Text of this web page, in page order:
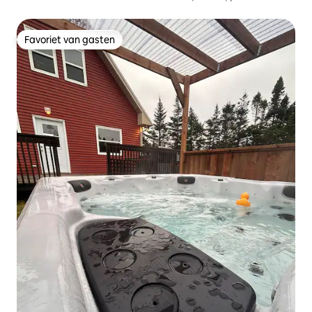
Favoriet van gasten
Favoriet van gasten